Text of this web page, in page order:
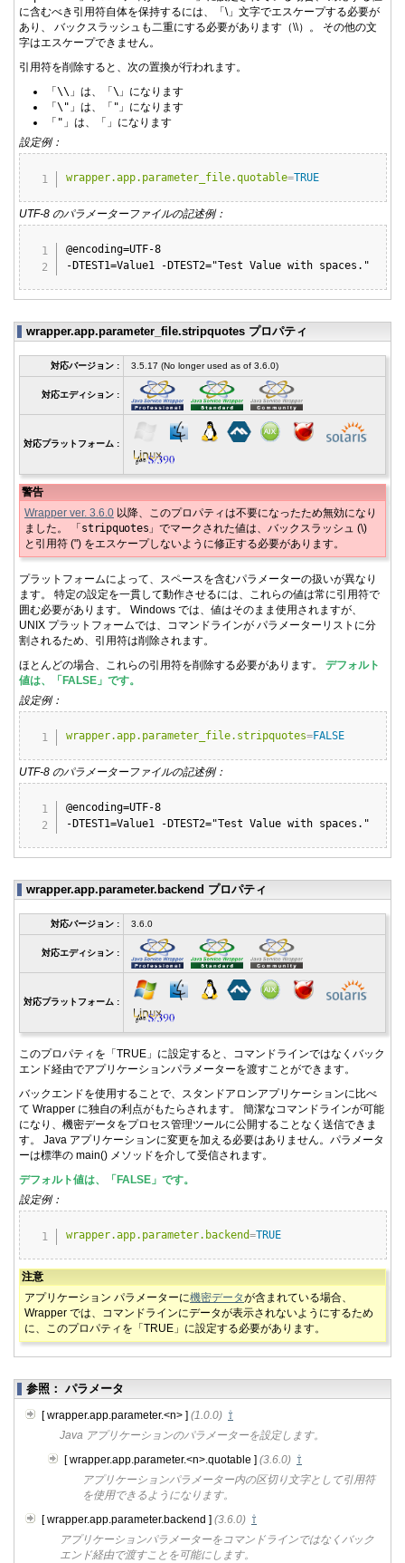
に含むべき引用符自体を保持するには、「\」文字でエスケープする必要が
あり、 バックスラッシュも二重にする必要があります（\\）。 その他の文
字はエスケープできません。
引用符を削除すると、次の置換が行われます。
「 \\ 」は、「 \ 」になります
「 \" 」は、「 " 」になります
「 " 」は、「 」になります
設定例：
wrapper.app.parameter_file.quotable=TRUE
UTF-8 のパラメーターファイルの記述例：
@encoding=UTF-8
-DTEST1=Value1 -DTEST2="Test Value with spaces."
wrapper.app.parameter_file.stripquotes プロパティ
対応バージョン : 3.5.17 (No longer used as of 3.6.0)
対応エディション :
対応プラットフォーム :
警告
Wrapper ver. 3.6.0 以降、このプロパティは不要になったため無効になり
ました。 「 stripquotes 」でマークされた値は、バックスラッシュ (\)
と引用符 (") をエスケープしないように修正する必要があります。
プラットフォームによって、スペースを含むパラメーターの扱いが異なり
ます。 特定の設定を一貫して動作させるには、これらの値は常に引用符で
囲む必要があります。 Windows では、値はそのまま使用されますが、
UNIX プラットフォームでは、コマンドラインが パラメーターリストに分
割されるため、引用符は削除されます。
ほとんどの場合、これらの引用符を削除する必要があります。 デフォルト
値は、「FALSE」です。
設定例：
wrapper.app.parameter_file.stripquotes=FALSE
UTF-8 のパラメーターファイルの記述例：
@encoding=UTF-8
-DTEST1=Value1 -DTEST2="Test Value with spaces."
wrapper.app.parameter.backend プロパティ
対応バージョン : 3.6.0
対応エディション :
対応プラットフォーム :
このプロパティを「TRUE」に設定すると、コマンドラインではなくバック
エンド経由でアプリケーションパラメーターを渡すことができます。
バックエンドを使用することで、スタンドアロンアプリケーションに比べ
て Wrapper に独自の利点がもたらされます。 簡潔なコマンドラインが可能
になり、機密データをプロセス管理ツールに公開することなく送信できま
す。 Java アプリケーションに変更を加える必要はありません。パラメータ
ーは標準の main() メソッドを介して受信されます。
デフォルト値は、「FALSE」です。
設定例：
wrapper.app.parameter.backend=TRUE
注意
アプリケーション パラメーターに機密データが含まれている場合、
Wrapper では、コマンドラインにデータが表示されないようにするため
に、このプロパティを「TRUE」に設定する必要があります。
参照： パラメータ
[ wrapper.app.parameter.<n> ] (1.0.0) ⇧
Java アプリケーションのパラメーターを設定します。
[ wrapper.app.parameter.<n>.quotable ] (3.6.0) ⇧
アプリケーションパラメーター内の区切り文字として引用符
を使用できるようになります。
[ wrapper.app.parameter.backend ] (3.6.0) ⇧
アプリケーションパラメーターをコマンドラインではなくバック
エンド経由で渡すことを可能にします。